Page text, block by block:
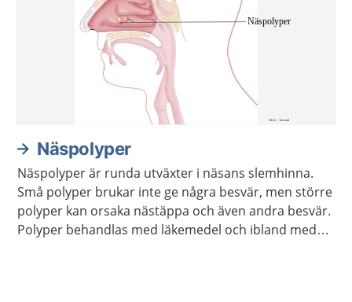
Näspolyper
Näspolyper är runda utväxter i näsans slemhinna.
Små polyper brukar inte ge några besvär, men större
polyper kan orsaka nästäppa och även andra besvär.
Polyper behandlas med läkemedel och ibland med